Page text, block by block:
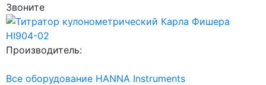
Звоните
Производитель:
Все оборудование HANNA Instruments